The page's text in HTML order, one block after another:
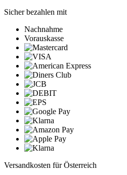
Sicher bezahlen mit
Nachnahme
Vorauskasse
Versandkosten für Österreich